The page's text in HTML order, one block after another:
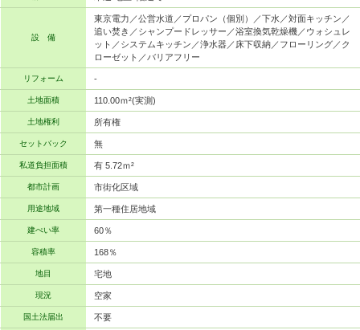
設 備
東京電力／公営水道／プロパン（個別）／下水／対面キッチン／
追い焚き／シャンプードレッサー／浴室換気乾燥機／ウォシュレ
ット／システムキッチン／浄水器／床下収納／フローリング／ク
ローゼット／バリアフリー
リフォーム -
土地面積 110.00ｍ²(実測)
土地権利 所有権
セットバック 無
私道負担面積 有 5.72ｍ²
都市計画 市街化区域
用途地域 第一種住居地域
建ぺい率 60％
容積率 168％
地目 宅地
現況 空家
国土法届出 不要